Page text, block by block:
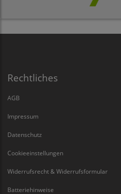
Rechtliches
AGB
Impressum
Datenschutz
Cookieeinstellungen
Widerrufsrecht & Widerrufsformular
Batteriehinweise